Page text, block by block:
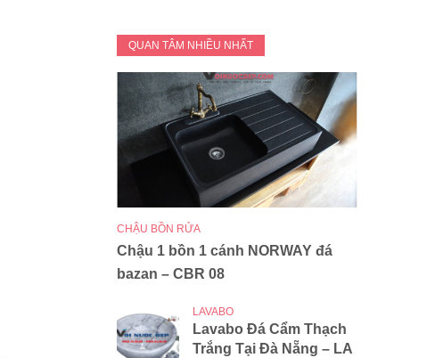
QUAN TÂM NHIỀU NHẤT
CHẬU BỒN RỬA
Chậu 1 bồn 1 cánh NORWAY đá
bazan – CBR 08
LAVABO
Lavabo Đá Cẩm Thạch
Trắng Tại Đà Nẵng – LA